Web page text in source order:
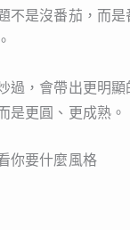
不是沒番茄，而
過，會帶出更明
是更圓、更成熟。
你要什麼風格